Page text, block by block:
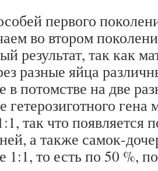
первого
во втором
результат, так как
разные яйца
в потомстве на две
гена
так что появляется
а также самок-
то есть по 50 %,